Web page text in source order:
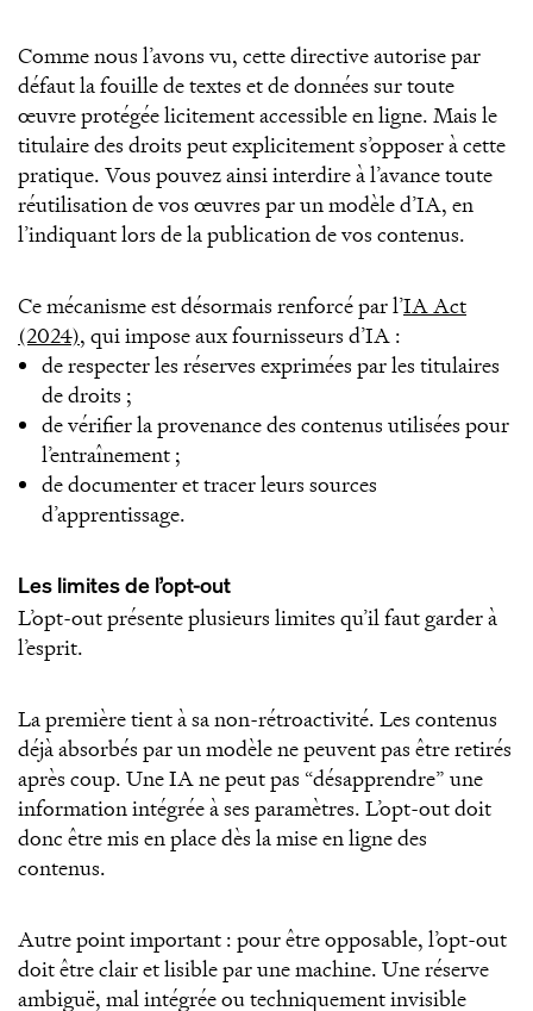
Comme nous l’avons vu, cette directive autorise par
défaut la fouille de textes et de données sur toute
œuvre protégée licitement accessible en ligne. Mais le
titulaire des droits peut explicitement s’opposer à cette
pratique. Vous pouvez ainsi interdire à l’avance toute
réutilisation de vos œuvres par un modèle d’IA, en
l’indiquant lors de la publication de vos contenus.
Ce mécanisme est désormais renforcé par l’IA Act
(2024), qui impose aux fournisseurs d’IA :
de respecter les réserves exprimées par les titulaires
de droits ;
de vérifier la provenance des contenus utilisées pour
l’entraînement ;
de documenter et tracer leurs sources
d’apprentissage.
Les limites de l’opt-out
L’opt-out présente plusieurs limites qu’il faut garder à
l’esprit.
La première tient à sa non-rétroactivité. Les contenus
déjà absorbés par un modèle ne peuvent pas être retirés
après coup. Une IA ne peut pas “désapprendre” une
information intégrée à ses paramètres. L’opt-out doit
donc être mis en place dès la mise en ligne des
contenus.
Autre point important : pour être opposable, l’opt-out
doit être clair et lisible par une machine. Une réserve
ambiguë, mal intégrée ou techniquement invisible